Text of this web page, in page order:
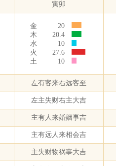
寅卯
金
20
木
20.4
水
10
火
27.6
土
10
左有客来右远客至
左主失财右主大吉
主有人来婚姻事吉
主有远人来相会吉
主失财物祸事大吉